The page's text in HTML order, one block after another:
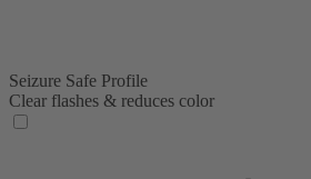
Seizure Safe Profile
Clear flashes & reduces color